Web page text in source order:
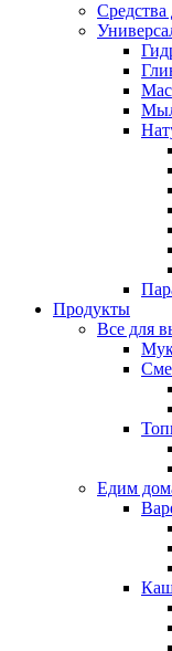
Средства
Продукты
Все для
Едим